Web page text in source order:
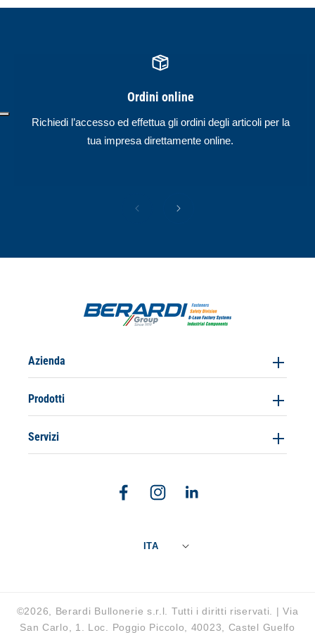
Ordini online
Richiedi l’accesso ed effettua gli ordini degli articoli per la
tua impresa direttamente online.
Azienda
Prodotti
Servizi
FacebookInstagramLinkedin
ITA
©2026, Berardi Bullonerie s.r.l. Tutti i diritti riservati. | Via
San Carlo, 1. Loc. Poggio Piccolo, 40023, Castel Guelfo